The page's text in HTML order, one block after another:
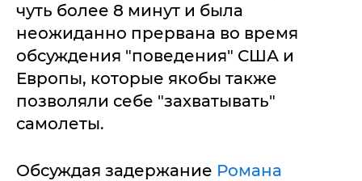
чуть более 8 минут и была
неожиданно прервана во время
обсуждения "поведения" США и
Европы, которые якобы также
позволяли себе "захватывать"
самолеты.
Обсуждая задержание Романа